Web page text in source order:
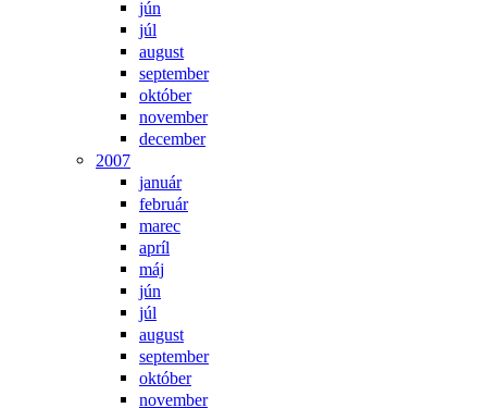
jún
júl
august
september
október
november
december
2007
január
február
marec
apríl
máj
jún
júl
august
september
október
november